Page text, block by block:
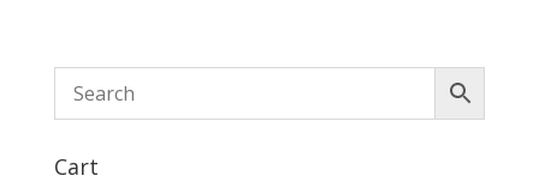
Cart